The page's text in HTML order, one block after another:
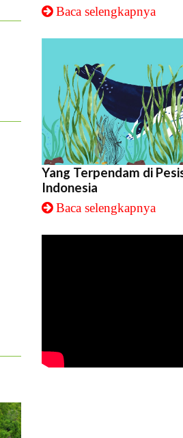
Baca selengkapnya
Yang Terpendam di
Indonesia
Baca selengkapnya